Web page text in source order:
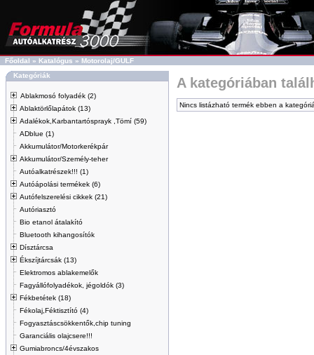
Főoldal » Katalógus » Motorolaj/GULF
Kategóriák
Ablakmosó folyadék (2)
Ablaktörlőlapátok (13)
Adalékok,Karbantartósprayk ,Tömí (59)
ADblue (1)
Akkumulátor/Motorkerékpár
Akkumulátor/Személy-teher
Autóalkatrészek!!! (1)
Autóápolási termékek (6)
Autófelszerelési cikkek (21)
Autóriasztó
Bio etanol átalakító
Bluetooth kihangosítók
Dísztárcsa
Ékszíjtárcsák (13)
Elektromos ablakemelők
Fagyállófolyadékok, jégoldók (3)
Fékbetétek (18)
Fékolaj,Féktisztító (4)
Fogyasztáscsökkentők,chip tuning
Garanciális olajcsere!!!
Gumiabroncs/4évszakos
A kategóriában
Nincs listázható termék ebben a